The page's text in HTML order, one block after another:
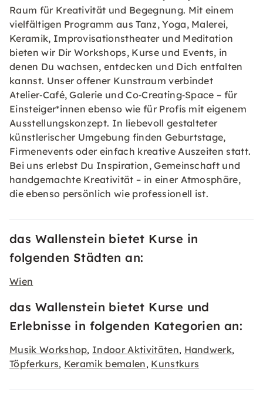
Raum für Kreativität und Begegnung. Mit einem
vielfältigen Programm aus Tanz, Yoga, Malerei,
Keramik, Improvisationstheater und Meditation
bieten wir Dir Workshops, Kurse und Events, in
denen Du wachsen, entdecken und Dich entfalten
kannst. Unser offener Kunstraum verbindet
Atelier‑Café, Galerie und Co‑Creating‑Space – für
Einsteiger*innen ebenso wie für Profis mit eigenem
Ausstellungskonzept. In liebevoll gestalteter
künstlerischer Umgebung finden Geburtstage,
Firmenevents oder einfach kreative Auszeiten statt.
Bei uns erlebst Du Inspiration, Gemeinschaft und
handgemachte Kreativität – in einer Atmosphäre,
die ebenso persönlich wie professionell ist.
das Wallenstein bietet Kurse in
folgenden Städten an:
Wien
das Wallenstein bietet Kurse und
Erlebnisse in folgenden Kategorien an:
Musik Workshop, Indoor Aktivitäten, Handwerk,
Töpferkurs, Keramik bemalen, Kunstkurs